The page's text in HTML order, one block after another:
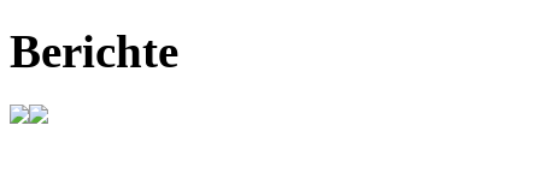
Berichte